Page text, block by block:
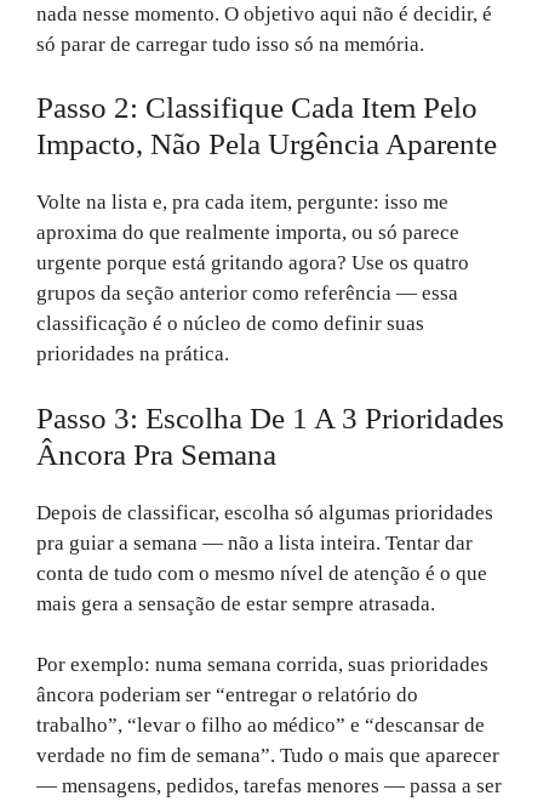
nada nesse momento. O objetivo aqui não é decidir, é
só parar de carregar tudo isso só na memória.
Passo 2: Classifique Cada Item Pelo
Impacto, Não Pela Urgência Aparente
Volte na lista e, pra cada item, pergunte: isso me
aproxima do que realmente importa, ou só parece
urgente porque está gritando agora? Use os quatro
grupos da seção anterior como referência — essa
classificação é o núcleo de como definir suas
prioridades na prática.
Passo 3: Escolha De 1 A 3 Prioridades
Âncora Pra Semana
Depois de classificar, escolha só algumas prioridades
pra guiar a semana — não a lista inteira. Tentar dar
conta de tudo com o mesmo nível de atenção é o que
mais gera a sensação de estar sempre atrasada.
Por exemplo: numa semana corrida, suas prioridades
âncora poderiam ser “entregar o relatório do
trabalho”, “levar o filho ao médico” e “descansar de
verdade no fim de semana”. Tudo o mais que aparecer
— mensagens, pedidos, tarefas menores — passa a ser